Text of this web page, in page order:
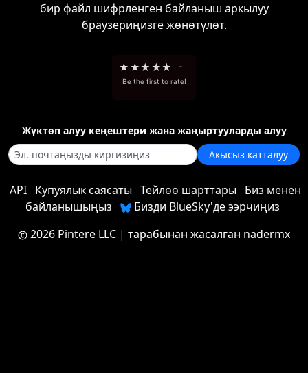
бир файл шифрленген байланыш аркылуу
браузериңизге жөнөтүлөт.
★ ★★ ★★ -
Be the first to rate!
Жүктөп алуу кеңештери жана жаңыртууларды алуу
Акысыз катталуу
API Купуялык саясаты Тейлөө шарттары Биз менен
байланышыңыз
Бизди BlueSky'де ээрчиңиз
2026 Pintere LLC | тарабынан жасалган nadermx